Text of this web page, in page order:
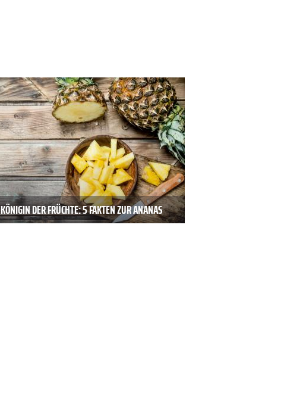
KÖNIGIN DER FRÜCHTE: 5 FAKTEN ZUR ANANAS